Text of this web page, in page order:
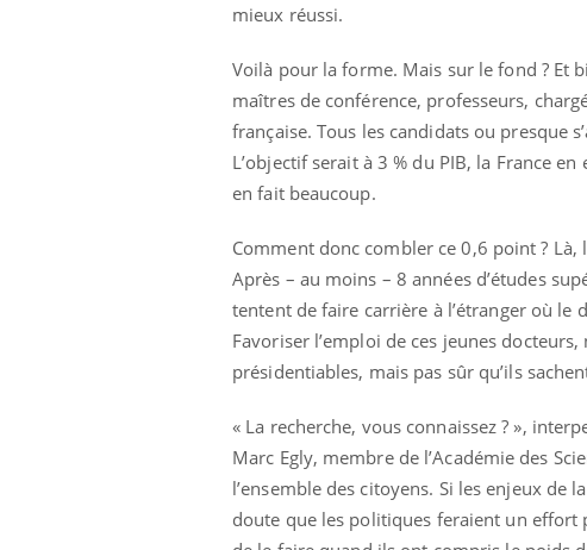
mieux réussi.
Voilà pour la forme. Mais sur le fond ? Et
maîtres de conférence, professeurs,
française. Tous les candidats ou presque
L’objectif serait à 3 % du PIB, la France
en fait beaucoup.
Comment donc combler ce 0,6 point ?
Après – au moins – 8 années d’études
tentent de faire carrière à l’étranger où le
Favoriser l’emploi de ces jeunes
présidentiables, mais pas sûr qu’ils
« La recherche, vous connaissez ? »,
Marc Egly, membre de l’Académie des
l’ensemble des citoyens. Si les enjeux de
doute que les politiques feraient un effort
Chikungunya, dengue,
West Nile : que se passe-
t-il dans le sud de la
France ?